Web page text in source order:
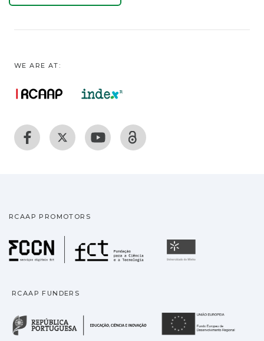
WE ARE AT:
RCAAP PROMOTORS
Fundação para a
RCAAP FUNDERS
República Portuguesa